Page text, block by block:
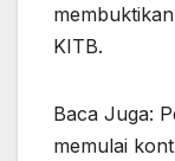
KITB.
Baca Juga:
memulai